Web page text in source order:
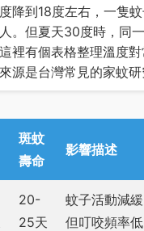
降到18度左右，一隻
。但夏天30度時，同
裡有個表格整理溫度
源是台灣常見的家蚊研
斑蚊
壽命
影響描述
20-
25天
蚊子活動減
但叮咬頻率低